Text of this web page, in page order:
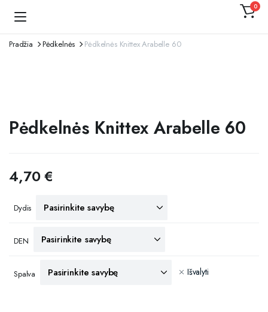
0
Pradžia Pėdkelnės Pėdkelnės Knittex Arabelle 60
Pėdkelnės Knittex Arabelle 60
4,70€
Dydis
DEN
Spalva Išvalyti